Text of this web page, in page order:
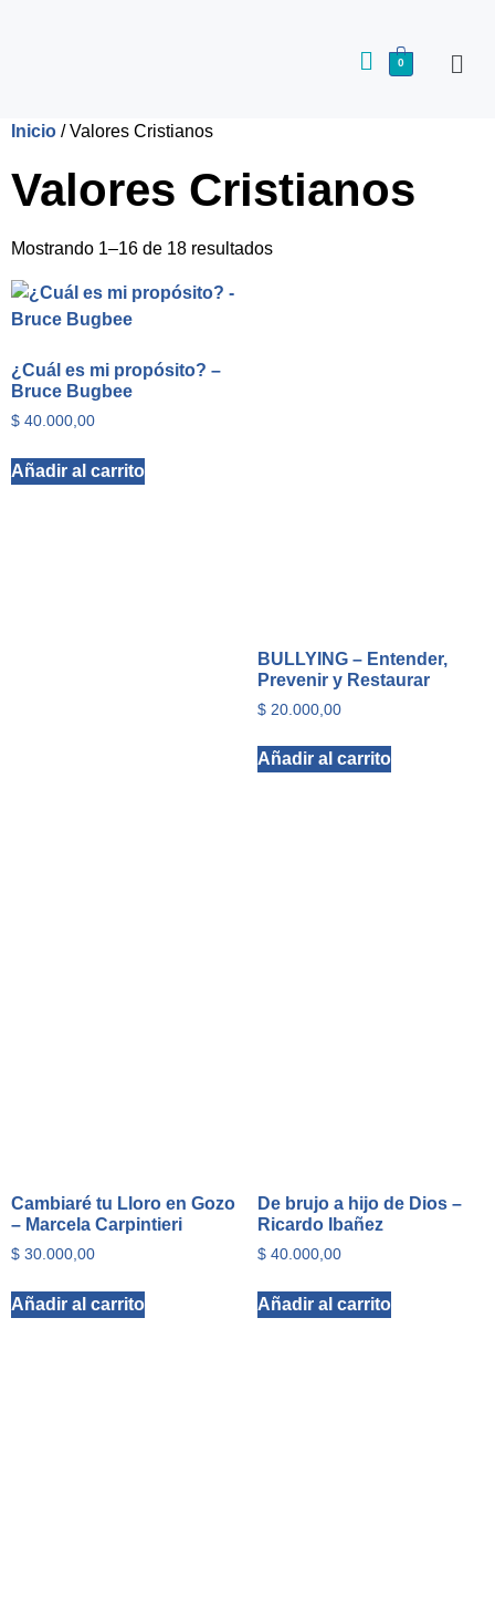
0
Inicio / Valores Cristianos
Valores Cristianos
Mostrando 1–16 de 18 resultados
¿Cuál es mi propósito? –
Bruce Bugbee
$ 40.000,00
Añadir al carrito
BULLYING – Entender,
Prevenir y Restaurar
$20.000,00
Añadir al carrito
Cambiaré tu Lloro en Gozo
– Marcela Carpintieri
$ 30.000,00
Añadir al carrito
De brujo a hijo de Dios –
Ricardo Ibañez
$40.000,00
Añadir al carrito